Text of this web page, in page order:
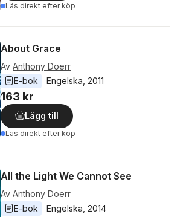
Läs direkt efter köp
About Grace
Av Anthony Doerr
E-bok
Engelska 2011
163 kr
Lägg till
Läs direkt efter köp
All the Light We Cannot See
Av Anthony Doerr
E-bok
Engelska 2014